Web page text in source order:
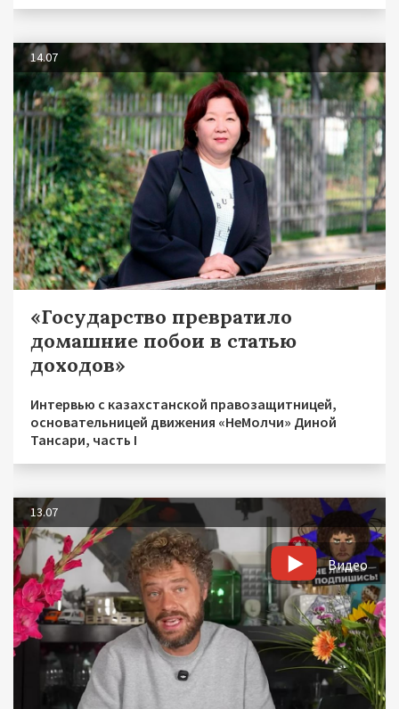
14.07
«Государство превратило
домашние побои в статью
доходов»
Интервью с казахстанской правозащитницей,
основательницей движения «НеМолчи» Диной
Тансари, часть I
13.07
Видео